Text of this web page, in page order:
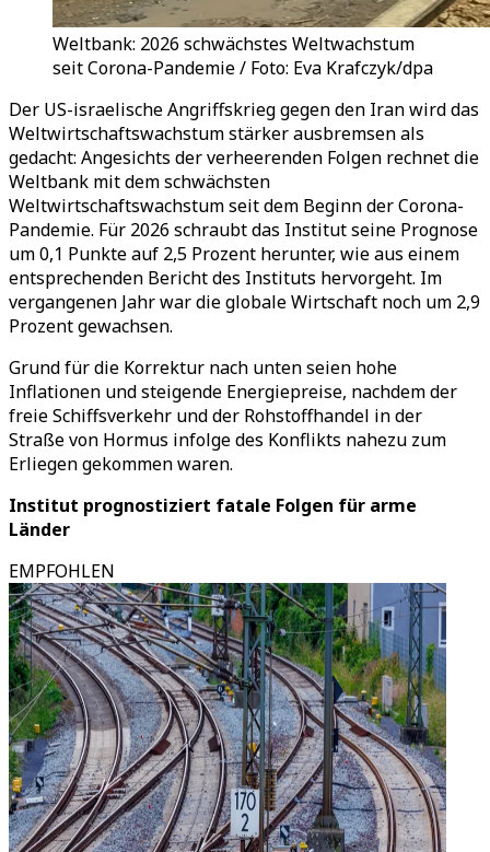
Weltbank: 2026 schwächstes Weltwachstum
seit Corona-Pandemie / Foto: Eva Krafczyk/dpa
Der US-israelische Angriffskrieg gegen den Iran wird das
Weltwirtschaftswachstum stärker ausbremsen als
gedacht: Angesichts der verheerenden Folgen rechnet die
Weltbank mit dem schwächsten
Weltwirtschaftswachstum seit dem Beginn der Corona-
Pandemie. Für 2026 schraubt das Institut seine Prognose
um 0,1 Punkte auf 2,5 Prozent herunter, wie aus einem
entsprechenden Bericht des Instituts hervorgeht. Im
vergangenen Jahr war die globale Wirtschaft noch um 2,9
Prozent gewachsen.
Grund für die Korrektur nach unten seien hohe
Inflationen und steigende Energiepreise, nachdem der
freie Schiffsverkehr und der Rohstoffhandel in der
Straße von Hormus infolge des Konflikts nahezu zum
Erliegen gekommen waren.
Institut prognostiziert fatale Folgen für arme
Länder
EMPFOHLEN